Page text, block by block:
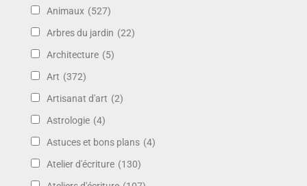
Animaux (527)
Arbres du jardin (22)
Architecture (5)
Art (372)
Artisanat d'art (2)
Astrologie (4)
Astuces et bons plans (4)
Atelier d'écriture (130)